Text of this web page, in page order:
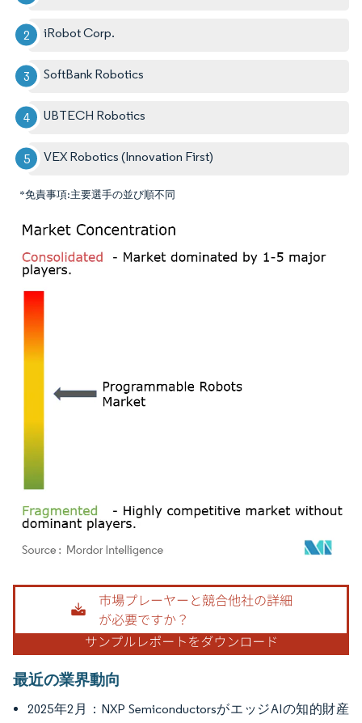
iRobot Corp.
SoftBank Robotics
UBTECH Robotics
VEX Robotics (Innovation First)
*免責事項:主要選手の並び順不同
画像 © Mordor Intelligence。再利用にはCC BY 4.0の表示が必要です。
最近の業界動向
2025年2月：NXP SemiconductorsがエッジAIの知的財産